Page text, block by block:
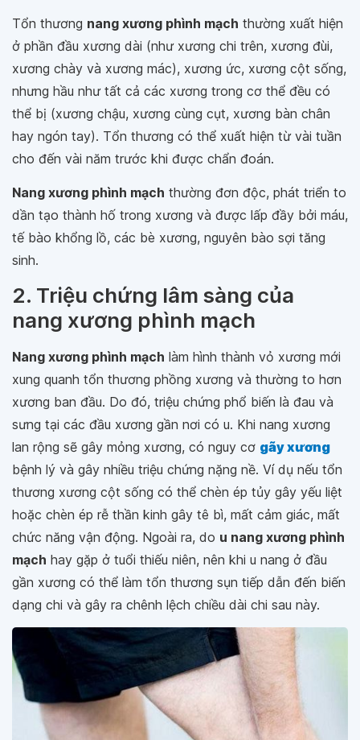
Tổn thương nang xương phình mạch thường xuất hiện
ở phần đầu xương dài (như xương chi trên, xương đùi,
xương chày và xương mác), xương ức, xương cột sống,
nhưng hầu như tất cả các xương trong cơ thể đều có
thể bị (xương chậu, xương cùng cụt, xương bàn chân
hay ngón tay). Tổn thương có thể xuất hiện từ vài tuần
cho đến vài năm trước khi được chẩn đoán.
Nang xương phình mạch thường đơn độc, phát triển to
dần tạo thành hố trong xương và được lấp đầy bởi máu,
tế bào khổng lồ, các bè xương, nguyên bào sợi tăng
sinh.
2. Triệu chứng lâm sàng của
nang xương phình mạch
Nang xương phình mạch làm hình thành vỏ xương mới
xung quanh tổn thương phồng xương và thường to hơn
xương ban đầu. Do đó, triệu chứng phổ biến là đau và
sưng tại các đầu xương gần nơi có u. Khi nang xương
lan rộng sẽ gây mỏng xương, có nguy cơ gãy xương
bệnh lý và gây nhiều triệu chứng nặng nề. Ví dụ nếu tổn
thương xương cột sống có thể chèn ép tủy gây yếu liệt
hoặc chèn ép rễ thần kinh gây tê bì, mất cảm giác, mất
chức năng vận động. Ngoài ra, do u nang xương phình
mạch hay gặp ở tuổi thiếu niên, nên khi u nang ở đầu
gần xương có thể làm tổn thương sụn tiếp dẫn đến biến
dạng chi và gây ra chênh lệch chiều dài chi sau này.